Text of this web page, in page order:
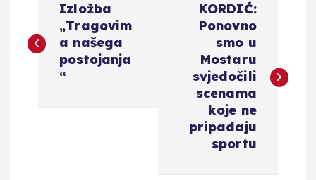
a
v
Izložba
„Tragovim
a našega
postojanja
“
KORDIĆ:
Ponovno
smo u
Mostaru
svjedočili
scenama
koje ne
pripadaju
sportu